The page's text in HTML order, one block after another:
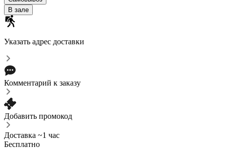
В зале
Указать адрес доставки
Комментарий к заказу
Добавить промокод
Доставка ~1 час
Бесплатно